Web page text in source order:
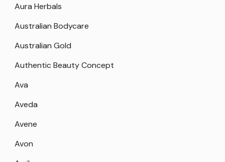
Aura Herbals
Australian Bodycare
Australian Gold
Authentic Beauty Concept
Ava
Aveda
Avene
Avon